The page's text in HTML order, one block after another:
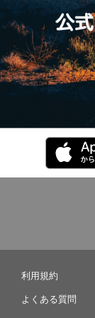
利用規約
よくある質問